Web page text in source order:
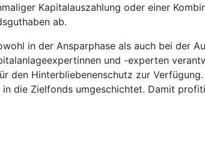
Kapitalauszahlung oder einer
ab.
in der Ansparphase als auch bei der
und -experten
den Hinterbliebenenschutz zur
die Zielfonds umgeschichtet. Damit